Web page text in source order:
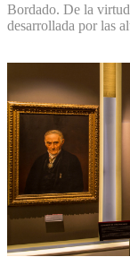
Bordado. De la
desarrollada por las